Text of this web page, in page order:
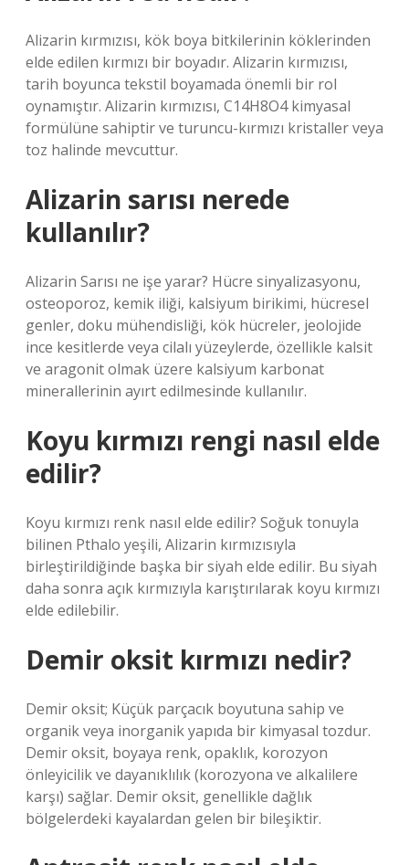
Alizarin kırmızısı, kök boya bitkilerinin köklerinden
elde edilen kırmızı bir boyadır. Alizarin kırmızısı,
tarih boyunca tekstil boyamada önemli bir rol
oynamıştır. Alizarin kırmızısı, C14H8O4 kimyasal
formülüne sahiptir ve turuncu-kırmızı kristaller veya
toz halinde mevcuttur.
Alizarin sarısı nerede
kullanılır?
Alizarin Sarısı ne işe yarar? Hücre sinyalizasyonu,
osteoporoz, kemik iliği, kalsiyum birikimi, hücresel
genler, doku mühendisliği, kök hücreler, jeolojide
ince kesitlerde veya cilalı yüzeylerde, özellikle kalsit
ve aragonit olmak üzere kalsiyum karbonat
minerallerinin ayırt edilmesinde kullanılır.
Koyu kırmızı rengi nasıl elde
edilir?
Koyu kırmızı renk nasıl elde edilir? Soğuk tonuyla
bilinen Pthalo yeşili, Alizarin kırmızısıyla
birleştirildiğinde başka bir siyah elde edilir. Bu siyah
daha sonra açık kırmızıyla karıştırılarak koyu kırmızı
elde edilebilir.
Demir oksit kırmızı nedir?
Demir oksit; Küçük parçacık boyutuna sahip ve
organik veya inorganik yapıda bir kimyasal tozdur.
Demir oksit, boyaya renk, opaklık, korozyon
önleyicilik ve dayanıklılık (korozyona ve alkalilere
karşı) sağlar. Demir oksit, genellikle dağlık
bölgelerdeki kayalardan gelen bir bileşiktir.